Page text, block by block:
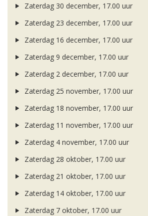
Zaterdag 30 december, 17.00 uur
Zaterdag 23 december, 17.00 uur
Zaterdag 16 december, 17.00 uur
Zaterdag 9 december, 17.00 uur
Zaterdag 2 december, 17.00 uur
Zaterdag 25 november, 17.00 uur
Zaterdag 18 november, 17.00 uur
Zaterdag 11 november, 17.00 uur
Zaterdag 4 november, 17.00 uur
Zaterdag 28 oktober, 17.00 uur
Zaterdag 21 oktober, 17.00 uur
Zaterdag 14 oktober, 17.00 uur
Zaterdag 7 oktober, 17.00 uur